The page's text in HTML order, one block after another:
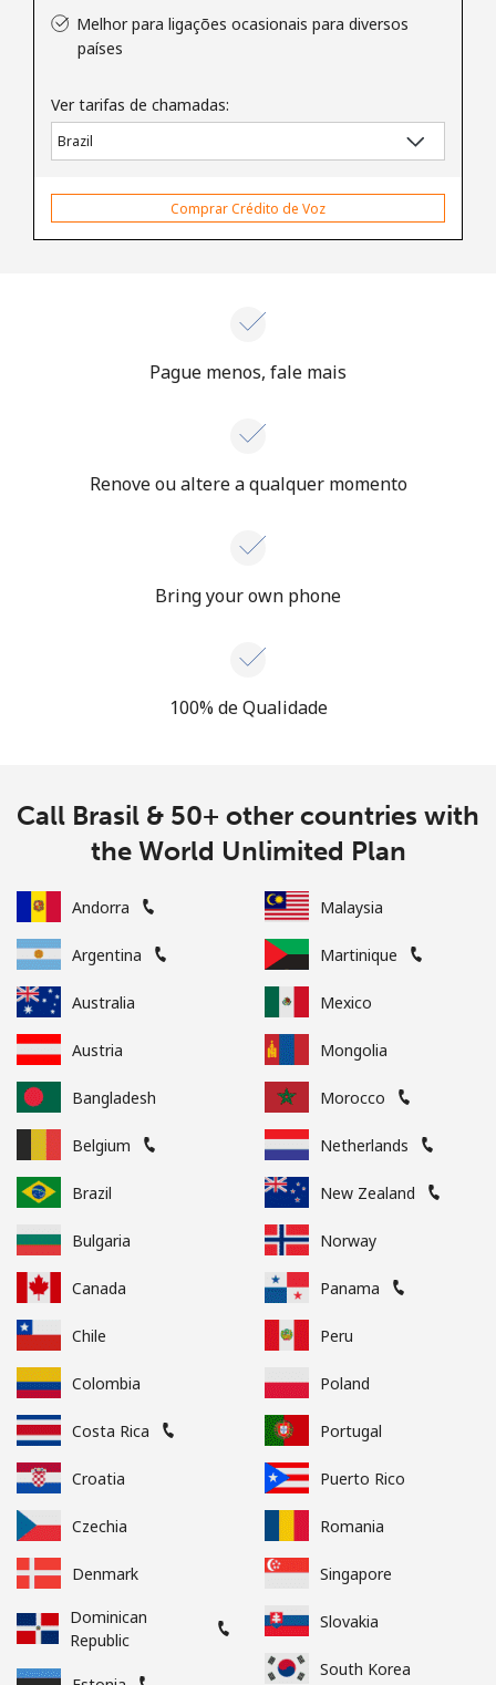
Melhor para ligações ocasionais para diversos
países
Ver tarifas de chamadas:
Comprar Crédito de Voz
Pague menos, fale mais
Renove ou altere a qualquer momento
Bring your own phone
100% de Qualidade
Call Brasil & 50+ other countries with
the World Unlimited Plan
Andorra
Argentina
Australia
Austria
Bangladesh
Belgium
Brazil
Bulgaria
Canada
Chile
Colombia
Costa Rica
Croatia
Czechia
Denmark
Dominican
Republic
Malaysia
Martinique
Mexico
Mongolia
Morocco
Netherlands
New Zealand
Norway
Panama
Peru
Poland
Portugal
Puerto Rico
Romania
Singapore
Slovakia
South Korea